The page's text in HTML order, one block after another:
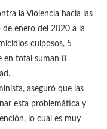
la Violencia hacia las
de enero del 2020 a la
culposos, 5
en total suman 8
aseguró que las
esta problemática y
lo cual es muy